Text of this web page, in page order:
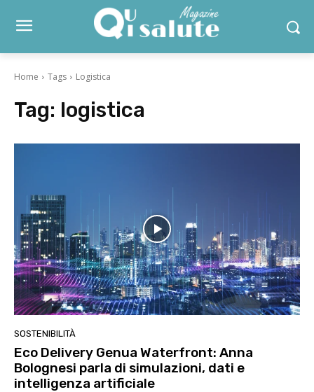
Home Tags Logistica
Tag: logistica
SOSTENIBILITÀ
Eco Delivery Genua Waterfront: Anna
Bolognesi parla di simulazioni, dati e
intelligenza artificiale